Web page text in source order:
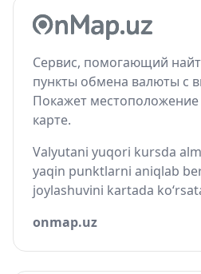
Сервис, помогающий
пункты обмена валюты с
Покажет
карте.
Valyutani yuqori kursda
yaqin punktlarni aniqlab
joylashuvini kartada
onmap.uz